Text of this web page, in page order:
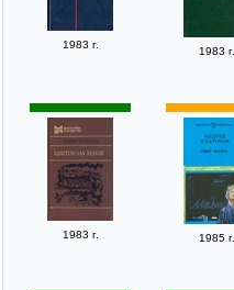
1983 г.
1983 г.
1983 г. 1985 г.